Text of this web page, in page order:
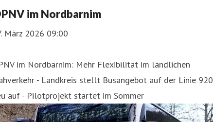
im Nordbarnim
März 2026 09:00
im Nordbarnim: Mehr Flexibilität im ländlichen
- Landkreis stellt Busangebot auf der Linie 920
auf - Pilotprojekt startet im Sommer